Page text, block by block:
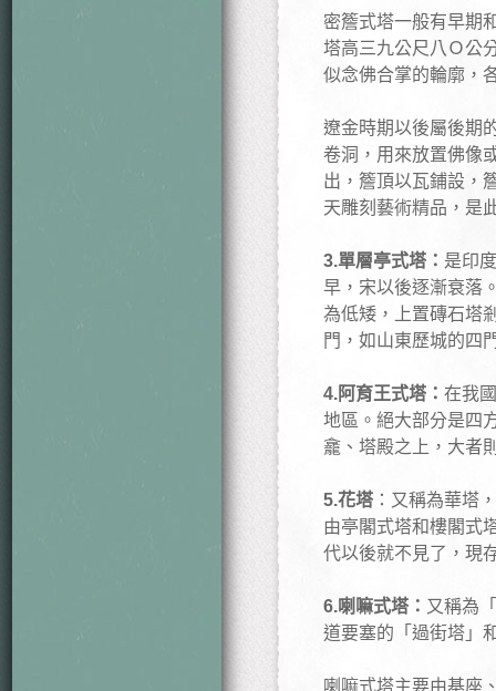
密簷式塔一般有早期
塔高三九公尺八Ｏ公
似念佛合掌的輪廓，
遼金時期以後屬後期
卷洞，用來放置佛像
出，簷頂以瓦鋪設，
天雕刻藝術精品，是
3.單層亭式塔： 是印
早，宋以後逐漸衰落
為低矮，上置磚石塔
門，如山東歷城的四
4.阿育王式塔： 在我
地區。絕大部分是四
龕、塔殿之上，大者
5.花塔 ：又稱為華塔
由亭閣式塔和樓閣式
代以後就不見了，現
6.喇嘛式塔： 又稱為
道要塞的「過街塔」
喇嘛式塔主要由基座